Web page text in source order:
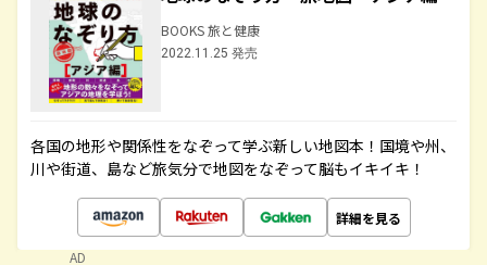
BOOKS 旅と健康
2022.11.25 発売
各国の地形や関係性をなぞって学ぶ新しい地図本！国境や州、
川や街道、島など旅気分で地図をなぞって脳もイキイキ！
詳細を見る
AD